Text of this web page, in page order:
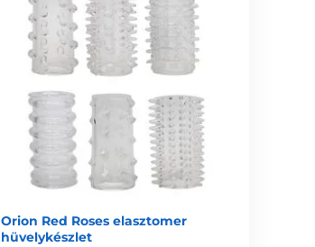
Orion Red Roses elasztomer
hüvelykészlet